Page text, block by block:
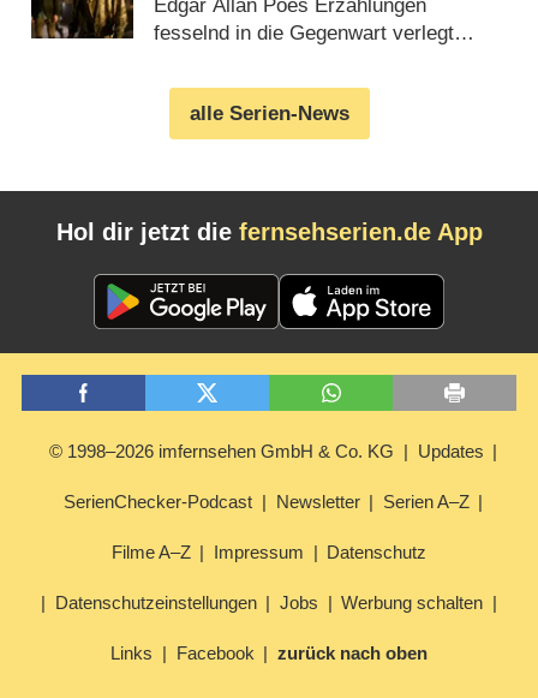
Mike Flanagan bei Netflix – Review
Edgar Allan Poes Erzählungen
fesselnd in die Gegenwart verlegt
alle Serien-News
Hol dir jetzt die fernsehserien.de App
© 1998–2026 imfernsehen GmbH & Co. KG Updates
SerienChecker-Podcast Newsletter Serien A–Z
Filme A–Z Impressum Datenschutz
Datenschutzeinstellungen Jobs Werbung schalten
Links Facebook zurück nach oben